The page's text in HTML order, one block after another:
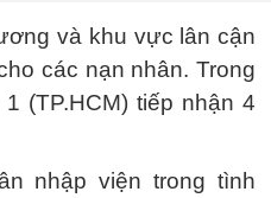
và khu vực lân cận
các nạn nhân. Trong
(TP.HCM) tiếp nhận 4
nhập viện trong tình